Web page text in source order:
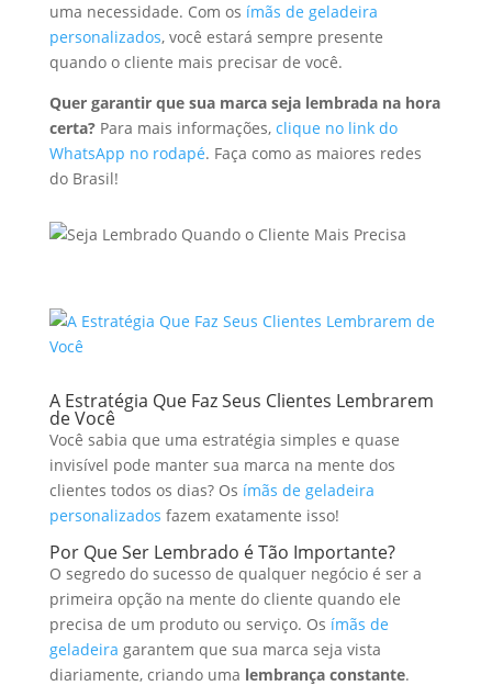
uma necessidade. Com os ímãs de geladeira
personalizados, você estará sempre presente
quando o cliente mais precisar de você.
Quer garantir que sua marca seja lembrada na hora
certa?Para mais informações, clique no link do
WhatsApp no rodapé. Faça como as maiores redes
do Brasil!
A Estratégia Que Faz Seus Clientes Lembrarem
de Você
Você sabia que uma estratégia simples e quase
invisível pode manter sua marca na mente dos
clientes todos os dias? Os ímãs de geladeira
personalizados fazem exatamente isso!
Por Que Ser Lembrado é Tão Importante?
O segredo do sucesso de qualquer negócio é ser a
primeira opção na mente do cliente quando ele
precisa de um produto ou serviço. Os ímãs de
geladeira garantem que sua marca seja vista
diariamente, criando uma lembrança constante.